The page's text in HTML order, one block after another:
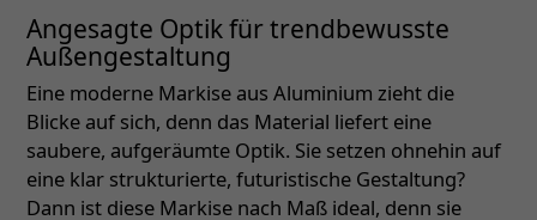
Angesagte Optik für trendbewusste
Außengestaltung
Eine moderne Markise aus Aluminium zieht die
Blicke auf sich, denn das Material liefert eine
saubere, aufgeräumte Optik. Sie setzen ohnehin auf
eine klar strukturierte, futuristische Gestaltung?
Dann ist diese Markise nach Maß ideal, denn sie